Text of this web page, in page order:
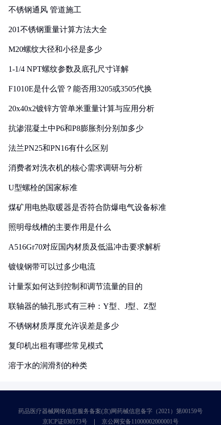
不锈钢通风 管道施工
201不锈钢重量计算方法大全
M20螺纹大径和小径是多少
1-1/4 NPT螺纹参数及底孔尺寸详解
F1010E是什么管？能否用3205或3505代换
20x40x2镀锌方管单米重量计算与应用分析
抗渗混凝土中P6和P8膨胀剂分别加多少
法兰PN25和PN16有什么区别
消费者对洗衣机的核心需求调研与分析
U型螺栓的国家标准
煤矿用电热取暖器是否符合防爆电气设备标准
照明母线槽的主要作用是什么
A516Gr70对应国内材质及低温冲击要求解析
镀镍钢带可以过多少电流
计量泵如何达到控制和调节流量的目的
联轴器的轴孔形式有三种：Y型、J型、Z型
不锈钢材质厚度允许误差是多少
复印机出租有哪些常见模式
溶于水的润滑剂的种类
药品医疗器械网络信息服务备案(京)网药械信息备字（2021）第00159号
京ICP证030173号
京公网安备11000002000001号